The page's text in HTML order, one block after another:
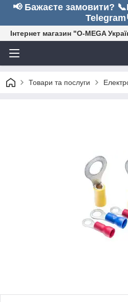
📢 Бажаєте замовити?
Інтернет магазин "O-MEGA
Товари та послуги